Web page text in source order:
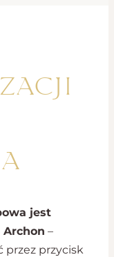
jest
–
przez przycisk